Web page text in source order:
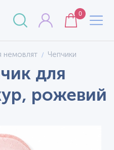
0
немовлят Чепчики
для
рожевий